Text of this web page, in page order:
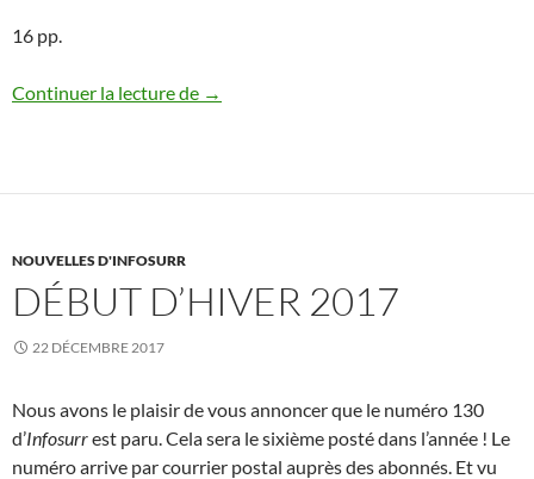
16 pp.
Continuer la lecture de N° 134, novembre – décembre 2017
→
NOUVELLES D'INFOSURR
DÉBUT D’HIVER 2017
22 DÉCEMBRE 2017
Nous avons le plaisir de vous annoncer que le numéro 130
d’Infosurrest paru. Cela sera le sixième posté dans l’année ! Le
numéro arrive par courrier postal auprès des abonnés. Et vu